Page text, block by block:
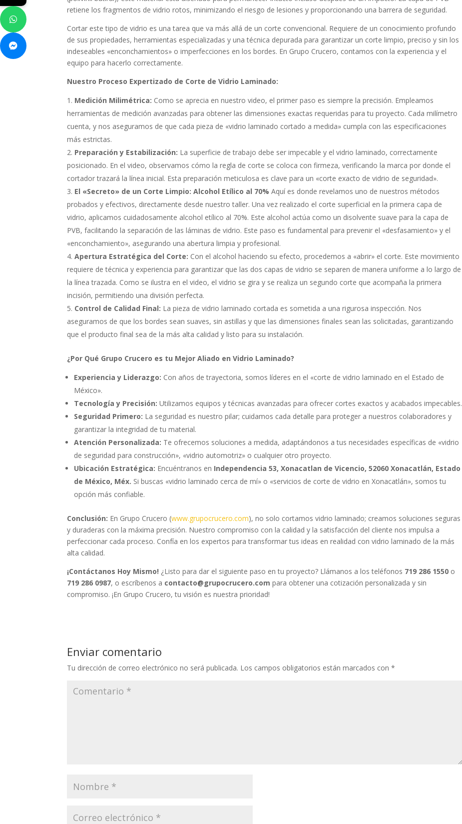
retiene los fragmentos de vidrio rotos, minimizando el riesgo de lesiones y proporcionando una barrera de seguridad.
Cortar este tipo de vidrio es una tarea que va más allá de un corte convencional. Requiere de un conocimiento profundo
de sus propiedades, herramientas especializadas y una técnica depurada para garantizar un corte limpio, preciso y sin los
indeseables «enconchamientos» o imperfecciones en los bordes. En Grupo Crucero, contamos con la experiencia y el
equipo para hacerlo correctamente.
Nuestro Proceso Expertizado de Corte de Vidrio Laminado:
Medición Milimétrica: Como se aprecia en nuestro video, el primer paso es siempre la precisión. Empleamos
herramientas de medición avanzadas para obtener las dimensiones exactas requeridas para tu proyecto. Cada milímetro
cuenta, y nos aseguramos de que cada pieza de «vidrio laminado cortado a medida» cumpla con las especificaciones
más estrictas.
Preparación y Estabilización: La superficie de trabajo debe ser impecable y el vidrio laminado, correctamente
posicionado. En el video, observamos cómo la regla de corte se coloca con firmeza, verificando la marca por donde el
cortador trazará la línea inicial. Esta preparación meticulosa es clave para un «corte exacto de vidrio de seguridad».
El «Secreto» de un Corte Limpio: Alcohol Etílico al 70% Aquí es donde revelamos uno de nuestros métodos
probados y efectivos, directamente desde nuestro taller. Una vez realizado el corte superficial en la primera capa de
vidrio, aplicamos cuidadosamente alcohol etílico al 70%. Este alcohol actúa como un disolvente suave para la capa de
PVB, facilitando la separación de las láminas de vidrio. Este paso es fundamental para prevenir el «desfasamiento» y el
«enconchamiento», asegurando una abertura limpia y profesional.
Apertura Estratégica del Corte: Con el alcohol haciendo su efecto, procedemos a «abrir» el corte. Este movimiento
requiere de técnica y experiencia para garantizar que las dos capas de vidrio se separen de manera uniforme a lo largo de
la línea trazada. Como se ilustra en el video, el vidrio se gira y se realiza un segundo corte que acompaña la primera
incisión, permitiendo una división perfecta.
Control de Calidad Final: La pieza de vidrio laminado cortada es sometida a una rigurosa inspección. Nos
aseguramos de que los bordes sean suaves, sin astillas y que las dimensiones finales sean las solicitadas, garantizando
que el producto final sea de la más alta calidad y listo para su instalación.
¿Por Qué Grupo Crucero es tu Mejor Aliado en Vidrio Laminado?
Experiencia y Liderazgo: Con años de trayectoria, somos líderes en el «corte de vidrio laminado en el Estado de
México».
Tecnología y Precisión: Utilizamos equipos y técnicas avanzadas para ofrecer cortes exactos y acabados impecables.
Seguridad Primero: La seguridad es nuestro pilar; cuidamos cada detalle para proteger a nuestros colaboradores y
garantizar la integridad de tu material.
Atención Personalizada: Te ofrecemos soluciones a medida, adaptándonos a tus necesidades específicas de «vidrio
de seguridad para construcción», «vidrio automotriz» o cualquier otro proyecto.
Ubicación Estratégica: Encuéntranos en Independencia 53, Xonacatlan de Vicencio, 52060 Xonacatlán, Estado
de México, Méx. Si buscas «vidrio laminado cerca de mí» o «servicios de corte de vidrio en Xonacatlán», somos tu
opción más confiable.
Conclusión: En Grupo Crucero (www.grupocrucero.com), no solo cortamos vidrio laminado; creamos soluciones seguras
y duraderas con la máxima precisión. Nuestro compromiso con la calidad y la satisfacción del cliente nos impulsa a
perfeccionar cada proceso. Confía en los expertos para transformar tus ideas en realidad con vidrio laminado de la más
alta calidad.
¡Contáctanos Hoy Mismo! ¿Listo para dar el siguiente paso en tu proyecto? Llámanos a los teléfonos 719 286 1550 o
719 286 0987, o escríbenos a contacto@grupocrucero.com para obtener una cotización personalizada y sin
compromiso. ¡En Grupo Crucero, tu visión es nuestra prioridad!
Enviar comentario
Tu dirección de correo electrónico no será publicada. Los campos obligatorios están marcados con*